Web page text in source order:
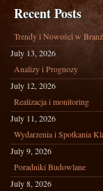
Recent Posts
Trendy i Nowości w
July 13, 2026
Analizy i Prognozy
July 12, 2026
Realizacja i monitoring
July 11, 2026
Wydarzenia i Spotkania
July 9, 2026
Poradniki Budowlane
July 8, 2026